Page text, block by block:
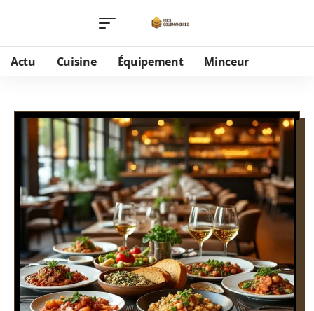
Actu Cuisine Équipement Minceur